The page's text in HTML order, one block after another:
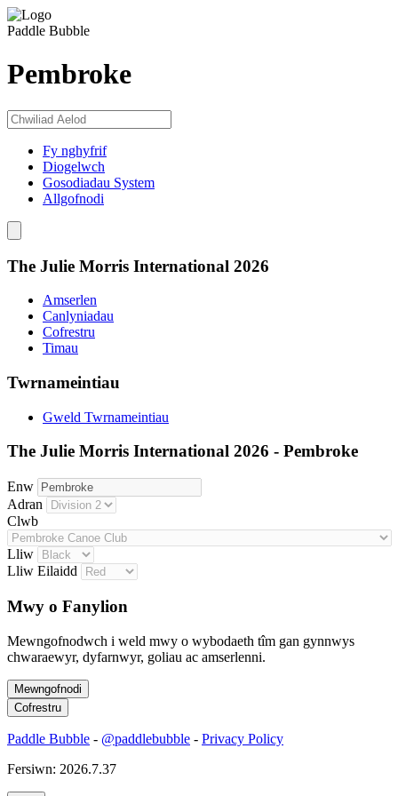
Paddle Bubble
Pembroke
Fy nghyfrif
Diogelwch
Gosodiadau System
Allgofnodi
The Julie Morris International 2026
Amserlen
Canlyniadau
Cofrestru
Timau
Twrnameintiau
Gweld Twrnameintiau
The Julie Morris International 2026 - Pembroke
Enw
Adran
Clwb
Lliw
Lliw Eilaidd
Mwy o Fanylion
Mewngofnodwch i weld mwy o wybodaeth tîm gan gynnwys
chwaraewyr, dyfarnwyr, goliau ac amserlenni.
Paddle Bubble - @paddlebubble - Privacy Policy
Fersiwn: 2026.7.37